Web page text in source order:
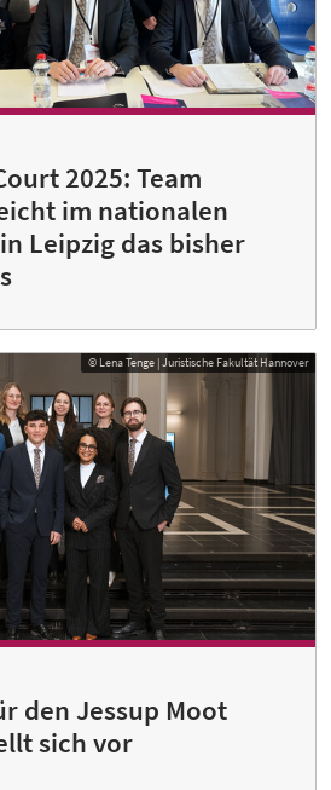
2025: Team
im nationalen
Leipzig das bisher
© Lena Tenge | Juristische Fakultät Hannover
den Jessup Moot
sich vor